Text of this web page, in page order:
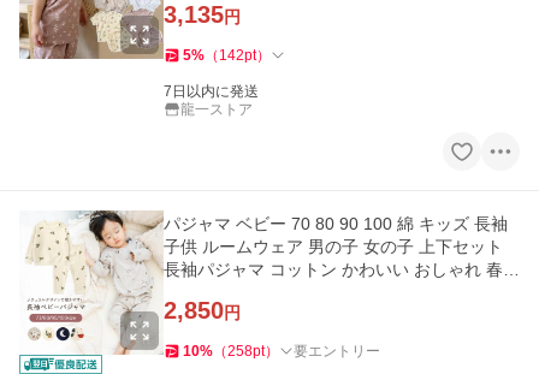
3,135円
5% （ 142pt）
7日以内に発送
龍一ストア
パジャマ ベビー 70 80 90 100 綿 キッズ 長袖
子供 ルームウェア 男の子 女の子 上下セット
長袖パジャマ コットン かわいい おしゃれ 春
2,850円
10% （258pt） 要エントリー